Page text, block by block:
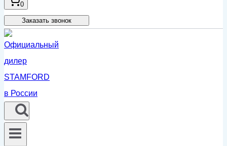
0
Заказать звонок